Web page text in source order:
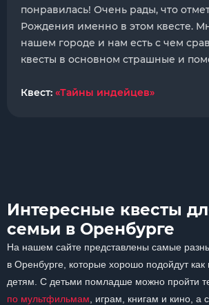
понравилась! Очень рады, что
Рождения именно в этом квесте.
нашем городе и нам есть с чем
квесты в основном страшные и
Квест: «Тайны индейцев»
Интересные квесты
семьи в Оренбурге
На нашем сайте представлены самые
в Оренбурге, которые хорошо подойдут как
детям. С детьми помладше можно пройти
по мультфильмам , играм, книгам и кино, а